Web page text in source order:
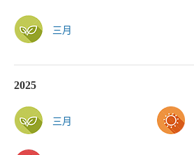
三月
2025
三月